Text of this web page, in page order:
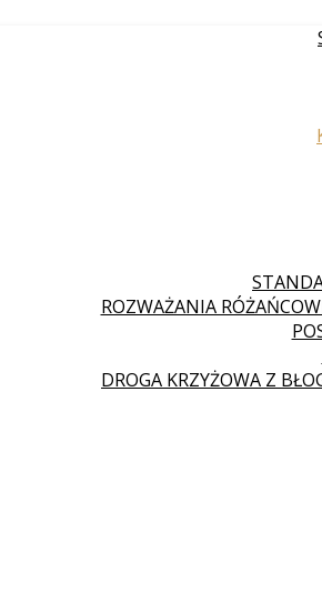
ROZWAŻANIA
DROGA KRZYŻOWA Z